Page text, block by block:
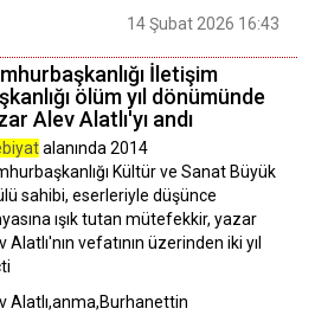
14 Şubat 2026 16:43
İletişim
ölüm yıl dönümünde
Alev Alatlı'yı andı
alanında 2014
Kültür ve Sanat Büyük
sahibi, eserleriyle düşünce
ışık tutan mütefekkir, yazar
Alatlı'nın vefatının üzerinden iki yıl
Alatlı,anma,Burhanettin